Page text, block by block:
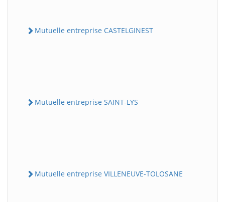
Mutuelle entreprise CASTELGINEST
Mutuelle entreprise SAINT-LYS
Mutuelle entreprise VILLENEUVE-TOLOSANE